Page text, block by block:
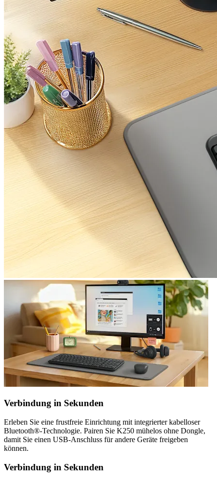
Verbindung in Sekunden
Erleben Sie eine frustfreie Einrichtung mit integrierter kabelloser
Bluetooth®-Technologie. Pairen Sie K250 mühelos ohne Dongle,
damit Sie einen USB-Anschluss für andere Geräte freigeben
können.
Verbindung in Sekunden